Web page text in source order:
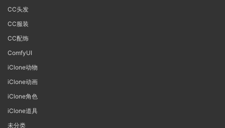
CC头发
CC服装
CC配饰
ComfyUI
iClone动物
iClone动画
iClone角色
iClone道具
未分类